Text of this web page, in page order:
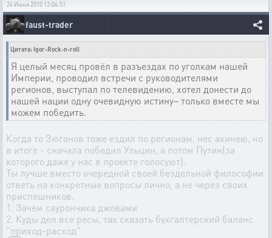
24 Июня 2010 12:04:51
faust-trader
Цитата: Igor-Rock-n-roll
Я целый месяц провёл в разъездах по уголкам нашей
Империи, проводил встречи с руководителями
регионов, выступал по телевидению, хотел донести до
нашей нации одну очевидную истину– только вместе мы
можем победить.
Когда то Зюганов тоже ездил по регионам, нес ахинею, но
в итоге - сначала победил Ульцин, а потом Путин(за
которого даже у нас в проекте голосуют).
Ты лучше вместо очередной своей бездельной философии
ответь на конкретные вопросы лично, а не через своих
приспешников.
1. Зачем саурончика джовами
2. Куды дел все ресы, так сказать бухгалтерский баланс
"приход-расход"